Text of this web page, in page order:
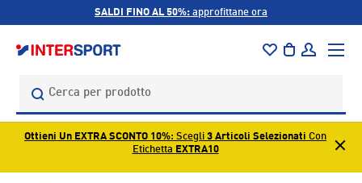
SALDI FINO AL 50%: approfittane ora
Cerca
BorsaAccedi
Menu
Ottieni Un EXTRA SCONTO 10%: Scegli 3 Articoli Selezionati Con
Etichetta EXTRA10